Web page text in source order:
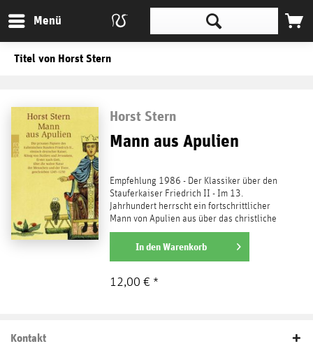
Menü
Titel von Horst Stern
Horst Stern
Mann aus Apulien
Empfehlung 1986 - Der Klassiker über den
Stauferkaiser Friedrich II - Im 13.
Jahrhundert herrscht ein fortschrittlicher
Mann von Apulien aus über das christliche
Abendland: der...
weiterlesen
In denWarenkorb
12,00 € *
Kontakt